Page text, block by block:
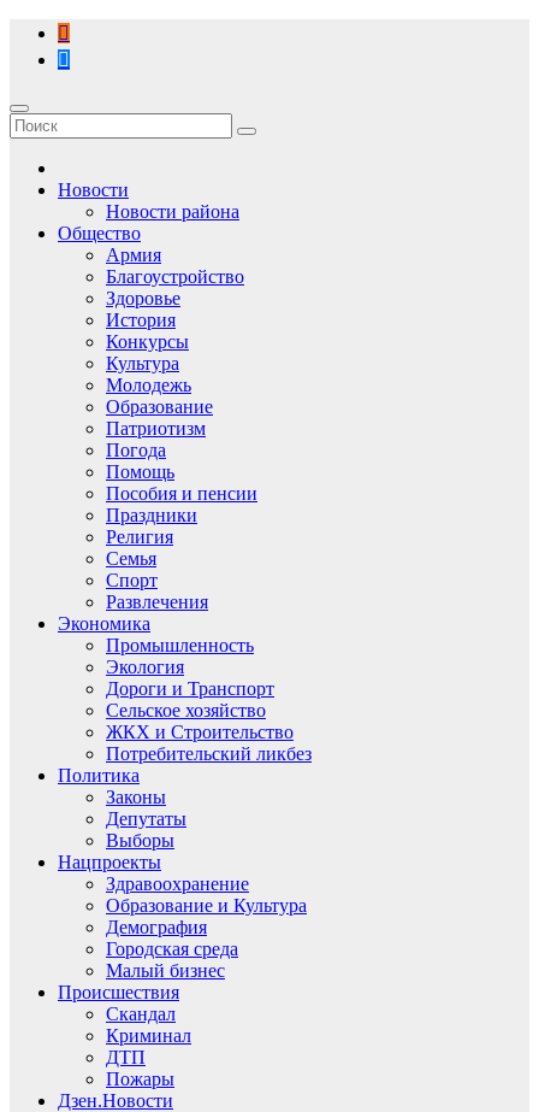
Перейти
содержимому
Новости
Новости района
Общество
Армия
Благоустройство
Здоровье
История
Конкурсы
Культура
Молодежь
Образование
Патриотизм
Погода
Помощь
Пособия и пенсии
Праздники
Религия
Семья
Спорт
Развлечения
Экономика
Промышленность
Экология
Дороги и Транспорт
Сельское хозяйство
ЖКХ и Строительство
Потребительский ликбез
Политика
Законы
Депутаты
Выборы
Нацпроекты
Здравоохранение
Образование и Культура
Демография
Городская среда
Малый бизнес
Происшествия
Скандал
Криминал
ДТП
Пожары
Дзен.Новости